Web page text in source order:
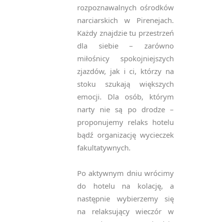
rozpoznawalnych ośrodków
narciarskich w Pirenejach.
Każdy znajdzie tu przestrzeń
dla siebie – zarówno
miłośnicy spokojniejszych
zjazdów, jak i ci, którzy na
stoku szukają większych
emocji. Dla osób, którym
narty nie są po drodze –
proponujemy relaks hotelu
bądź organizację wycieczek
fakultatywnych.
Po aktywnym dniu wrócimy
do hotelu na kolację, a
następnie wybierzemy się
na relaksujący wieczór w